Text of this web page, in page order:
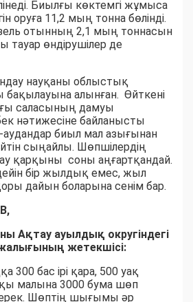
Биылғы көктемгі жұмыса
оруға 11,2 мың тонна бөлінді.
отынның 2,1 мың тоннасын
тауар өндірушілер де
науқаны облыстық
алынған. Өйткені
саласының дамуы
нәтижесіне байланысты
аудандар биыл мал азығынан
сыңайлы. Шөпшілердің
қарқыны соны аңғартқандай.
бір жылдық емес, жыл
дайын боларына сенім бар.
Ақтау ауылдық округіндегі
жетекшісі:
300 бас ірі қара, 500 уақ
малына 3000 бума шөп
Шөптің шығымы әр